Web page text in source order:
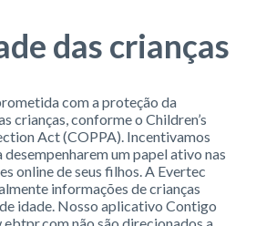
das crianças
com a proteção da
crianças, conforme o Children’s
Act (COPPA). Incentivamos
desempenharem um papel ativo nas
online de seus filhos. A Evertec
informações de crianças
idade. Nosso aplicativo Contigo
não são direcionados a